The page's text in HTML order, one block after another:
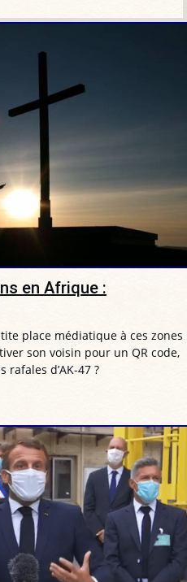
en Afrique :
place médiatique à ces zones
son voisin pour un QR code,
d’AK-47 ?